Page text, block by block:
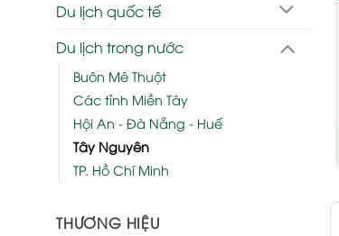
Du lịch quốc tế
Du lịch trong nước
Buôn Mê Thuột
Các tỉnh Miền Tây
Hội An - Đà Nẵng - Huế
Tây Nguyên
TP. Hồ Chí Minh
THƯƠNG HIỆU